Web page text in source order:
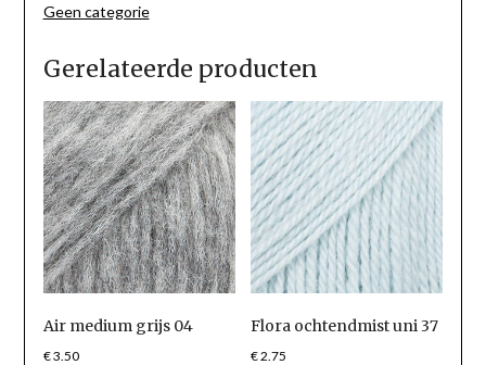
Geen categorie
Gerelateerde producten
Air medium grijs 04
€3.50
Flora ochtendmist uni 37
€2.75